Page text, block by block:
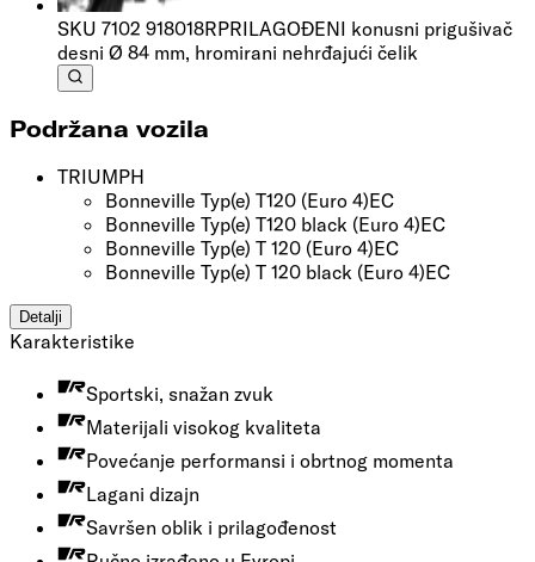
SKU 7102 918018RPRILAGOĐENI konusni prigušivač
desni Ø 84 mm, hromirani nehrđajući čelik
Podržana vozila
TRIUMPH
Bonneville Typ(e) T120 (Euro 4)EC
Bonneville Typ(e) T120 black (Euro 4)EC
Bonneville Typ(e) T 120 (Euro 4)EC
Bonneville Typ(e) T 120 black (Euro 4)EC
Detalji
Karakteristike
Sportski, snažan zvuk
Materijali visokog kvaliteta
Povećanje performansi i obrtnog momenta
Lagani dizajn
Savršen oblik i prilagođenost